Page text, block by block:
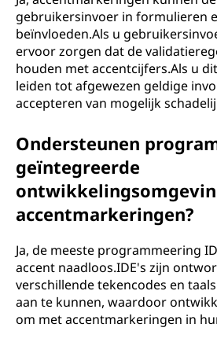
gebruikersinvoer in formulieren
beïnvloeden.Als u
ervoor zorgen dat de
houden met accentcijfers.Als u
leiden tot afgewezen geldige
accepteren van mogelijk
Ondersteunen
geïntegreerde
accentmarkeringen?
Ja, de meeste programmeering
accent naadloos.IDE's zijn
verschillende tekencodes en
aan te kunnen, waardoor
om met accentmarkeringen in